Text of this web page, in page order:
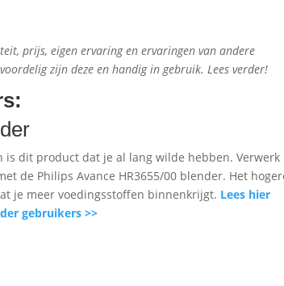
prijs, eigen ervaring en ervaringen van andere
zijn deze en handig in gebruik. Lees verder!
is dit product dat je al lang wilde hebben. Verwerk
de Philips Avance HR3655/00 blender. Het
je meer voedingsstoffen binnenkrijgt. Lees hier
gebruikers >>